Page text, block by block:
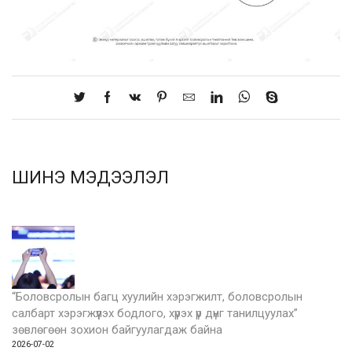
ШИНЭ МЭДЭЭЛЭЛ
“Боловсролын багц хуулийн хэрэгжилт, боловсролын
салбарт хэрэгжүүлэх бодлого, хүрэх үр дүнг танилцуулах”
зөвлөгөөн зохион байгуулагдаж байна
2026-07-02